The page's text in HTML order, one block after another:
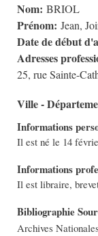
Nom: BRIOL
Prénom: Jean,
Date de début
Adresses
25, rue Sainte-
Ville -
Informations
Il est né le 14
Informations
Il est libraire,
Bibliographie
Archives